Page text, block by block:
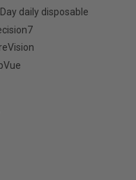
daily disposable